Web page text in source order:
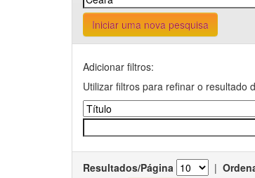
Iniciar uma nova pesquisa
Adicionar filtros:
Utilizar filtros para refinar o resultado
Resultados/Página |